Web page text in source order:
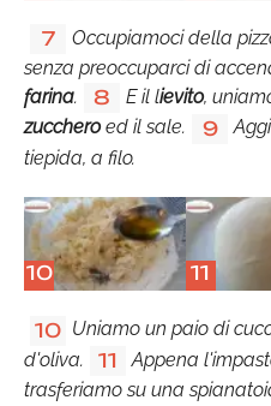
7
Occupiamoci della
senza preoccuparci di
farina. 8 E il lievito,
zuccheroed il sale. 9
tiepida, a filo.
10 11
10 Uniamo un paio di
d'oliva.
11
Appena
trasferiamo su una